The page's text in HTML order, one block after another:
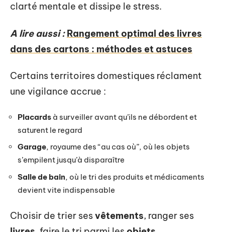
clarté mentale et dissipe le stress.
A lire aussi : Rangement optimal des livres
dans des cartons : méthodes et astuces
Certains territoires domestiques réclament
une vigilance accrue :
Placards à surveiller avant qu’ils ne débordent et
saturent le regard
Garage, royaume des “au cas où”, où les objets
s’empilent jusqu’à disparaître
Salle de bain, où le tri des produits et médicaments
devient vite indispensable
Choisir de trier sesvêtements, ranger ses